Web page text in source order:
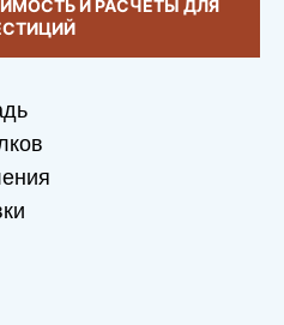
И РАСЧЕТЫ ДЛЯ